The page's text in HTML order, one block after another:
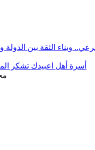
وبناء الثقة بين
أسرة أهل اعبيدك تشكر